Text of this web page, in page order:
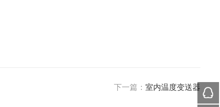
下一篇： 室内温度变送器